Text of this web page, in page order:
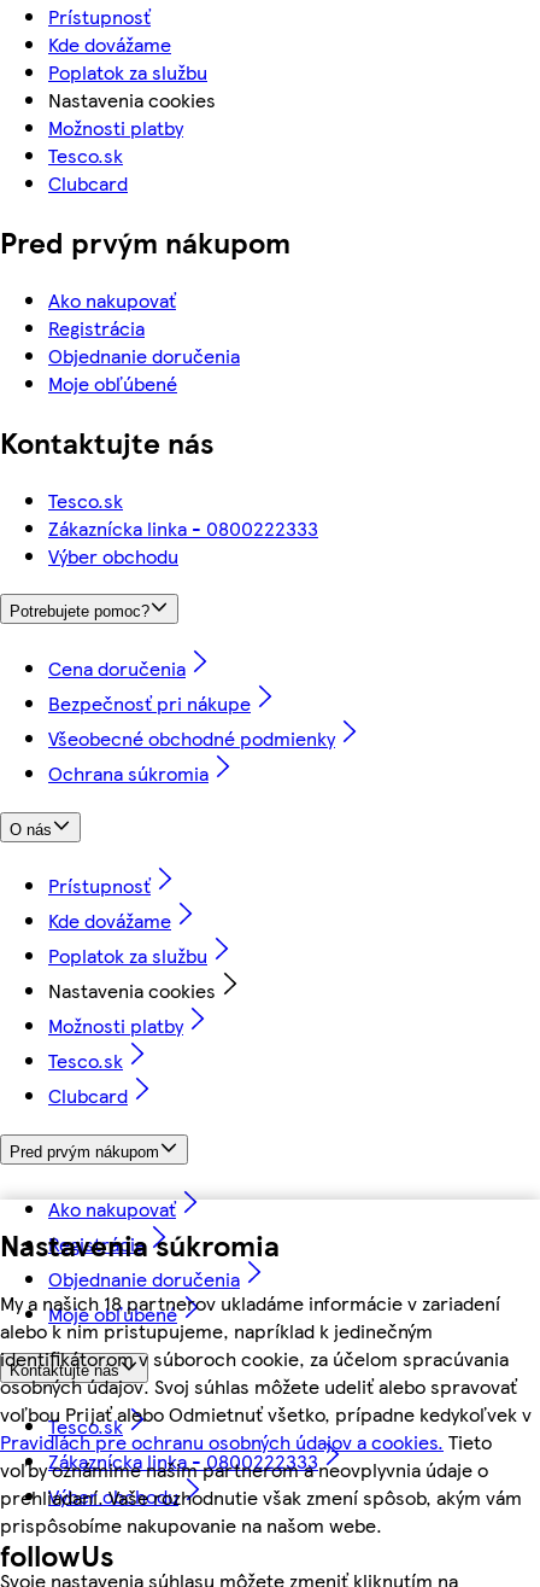
Nastavenia súkromia
My a našich 18 partnerov ukladáme informácie v zariadení
alebo k nim pristupujeme, napríklad k jedinečným
identifikátorom v súboroch cookie, za účelom spracúvania
osobných údajov. Svoj súhlas môžete udeliť alebo spravovať
voľbou Prijať alebo Odmietnuť všetko, prípadne kedykoľvek v
Pravidlách pre ochranu osobných údajov a cookies. Tieto
voľby oznámime našim partnerom a neovplyvnia údaje o
prehliadaní. Vaše rozhodnutie však zmení spôsob, akým vám
prispôsobíme nakupovanie na našom webe.
Svoje nastavenia súhlasu môžete zmeniť kliknutím na
Prístupnosť
Kde dovážame
Poplatok za službu
Nastavenia cookies
Možnosti platby
Tesco.sk
Clubcard
Pred prvým nákupom
Ako nakupovať
Registrácia
Objednanie doručenia
Moje obľúbené
Kontaktujte nás
Tesco.sk
Zákaznícka linka - 0800222333
Výber obchodu
Potrebujete pomoc?
Cena doručenia
Bezpečnosť pri nákupe
Všeobecné obchodné podmienky
Ochrana súkromia
O nás
Prístupnosť
Kde dovážame
Poplatok za službu
Nastavenia cookies
Možnosti platby
Tesco.sk
Clubcard
Pred prvým nákupom
Ako nakupovať
Registrácia
Objednanie doručenia
Moje obľúbené
Kontaktujte nás
Tesco.sk
Zákaznícka linka - 0800222333
Výber obchodu
followUs